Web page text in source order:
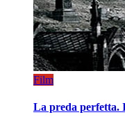
Film
La preda perfetta.